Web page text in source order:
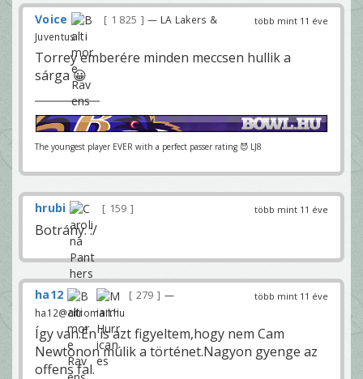
több mint 11 éve
Voice 1 825
— LA Lakers &
Juventus
Torrey emberére minden meccsen hullik a
sárga 😀
The youngest player EVER with a perfect passer rating 😈 LJ8
több mint 11 éve
hrubi 159
Botrány. :/
több mint 11 éve
ha12 279
—
ha12@citromail.hu
Így van.Én is azt figyeltem,hogy nem Cam
Newtonon múlik a történet.Nagyon gyenge az
offens fal.